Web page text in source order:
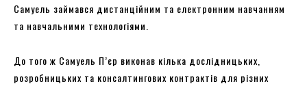
Самуель займався дистанційним та електронним навчанням
та навчальними технологіями.
До того ж Самуель П’єр виконав кілька дослідницьких,
розробницьких та консалтингових контрактів для різних